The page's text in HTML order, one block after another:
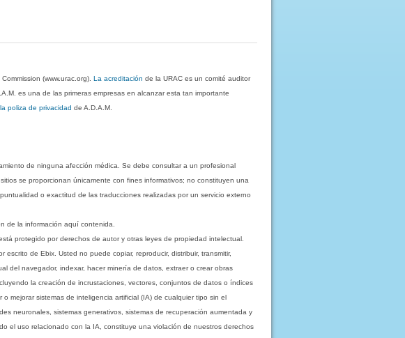
(www.urac.org).La acreditación de la URAC es un comité auditor
es una de las primeras empresas en alcanzar esta tan importante
la poliza de privacidad de A.D.A.M.
de ninguna afección médica. Se debe consultar a un profesional
se proporcionan únicamente con fines informativos; no constituyen una
o exactitud de las traducciones realizadas por un servicio externo
de la información aquí contenida.
protegido por derechos de autor y otras leyes de propiedad intelectual.
de Ebix. Usted no puede copiar, reproducir, distribuir, transmitir,
del navegador, indexar, hacer minería de datos, extraer o crear obras
la creación de incrustaciones, vectores, conjuntos de datos o índices
mejorar sistemas de inteligencia artificial (IA) de cualquier tipo sin el
neuronales, sistemas generativos, sistemas de recuperación aumentada y
el uso relacionado con la IA, constituye una violación de nuestros derechos